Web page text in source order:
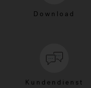
Download
Kundendienst